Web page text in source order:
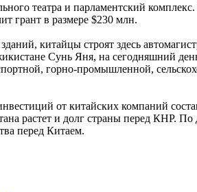
театра и парламентский комплекс.
грант в размере $230 млн.
китайцы строят здесь
Сунь Яня, на сегодняшний
горно-промышленной,
от китайских компаний
растет и долг страны перед КНР.
перед Китаем.